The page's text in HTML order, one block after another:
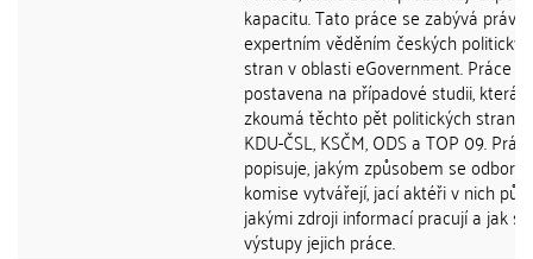
kapacitu. Tato práce se zabývá právě
expertním věděním českých
stran v oblasti eGovernment. Práce je
postavena na případové studii, která
zkoumá těchto pět politických stran:
KDU-ČSL, KSČM, ODS a TOP 09.
popisuje, jakým způsobem se odborné
komise vytvářejí, jací aktéři v nich
jakými zdroji informací pracují a jak
výstupy jejich práce.